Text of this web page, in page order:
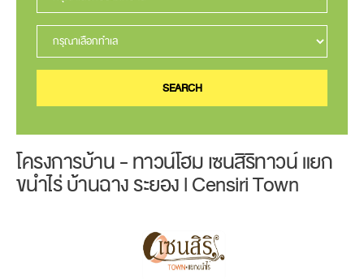
SEARCH
โครงการบ้าน - ทาวน์โฮม เซนสิริทาวน์ แยก
ขนำไร่ บ้านฉาง ระยอง l Censiri Town